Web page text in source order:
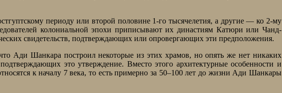
периоду или второй половине 1-го тысячелетия, а другие — ко 2-му
колониальной эпохи приписывают их династиям Катюри или Чанд-
свидетельств, подтверждающих или опровергающих эти предположения.
Ади Шанкара построил некоторые из этих храмов, но опять же нет никаких
это утверждение. Вместо этого архитектурные особенности и
к началу 7 века, то есть примерно за 50–100 лет до жизни Ади Шанкары